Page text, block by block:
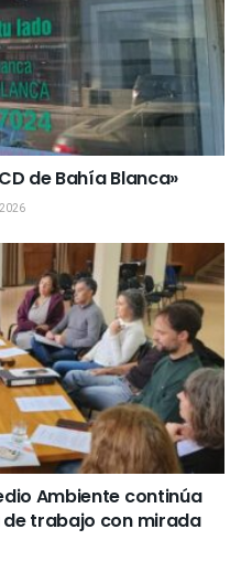
de Bahía Blanca»
Ambiente continúa
trabajo con mirada